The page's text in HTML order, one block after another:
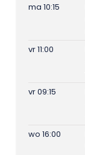
ma 10:15
vr 11:00
vr 09:15
wo 16:00